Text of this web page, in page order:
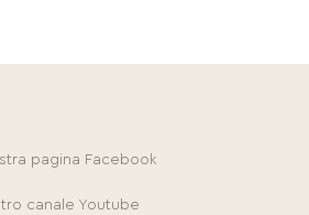
pagina Facebook
canale Youtube